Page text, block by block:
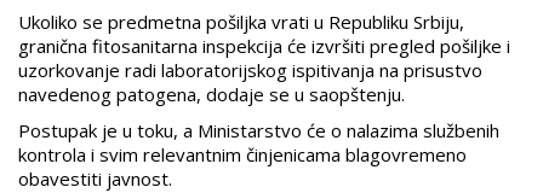
Ukoliko se predmetna pošiljka vrati u Republiku Srbiju,
granična fitosanitarna inspekcija će izvršiti pregled pošiljke i
uzorkovanje radi laboratorijskog ispitivanja na prisustvo
navedenog patogena, dodaje se u saopštenju.
Postupak je u toku, a Ministarstvo će o nalazima službenih
kontrola i svim relevantnim činjenicama blagovremeno
obavestiti javnost.